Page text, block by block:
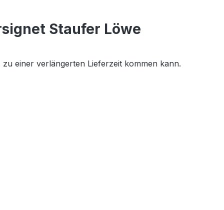
Staufer Löwe
einer verlängerten Lieferzeit kommen kann.